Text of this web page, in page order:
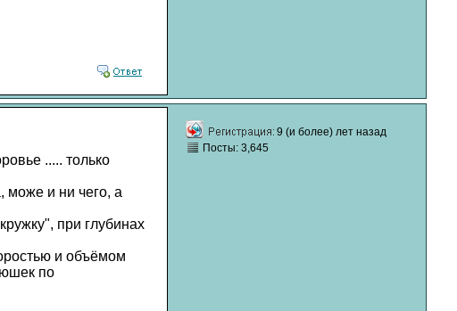
..... только
може и ни чего, а
при глубинах
и объёмом
по
9 (и более) лет назад
Посты: 3,645